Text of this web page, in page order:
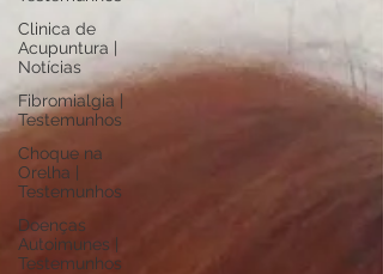
Clinica de
Acupuntura |
Notícias
Fibromialgia |
Testemunhos
Choque na
Orelha |
Testemunhos
Doenças
Autoimunes |
Testemunhos